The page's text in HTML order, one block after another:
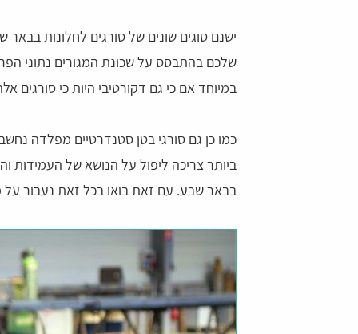
ישנם סוגים שונים של סורגים לחלונות
שלכם בהתבסס על שכונת המגורים נתוני
במיוחד אם כי גם דקורטיבי היות כי סורגים
כמו כן גם סורגי בטן סטנדרטיים מפלדה
ביותר צריכה ליפול על הנושא של העמידות
בבאר שבע. עם זאת בואו בכל זאת נעבור על
צליל יחזקאל